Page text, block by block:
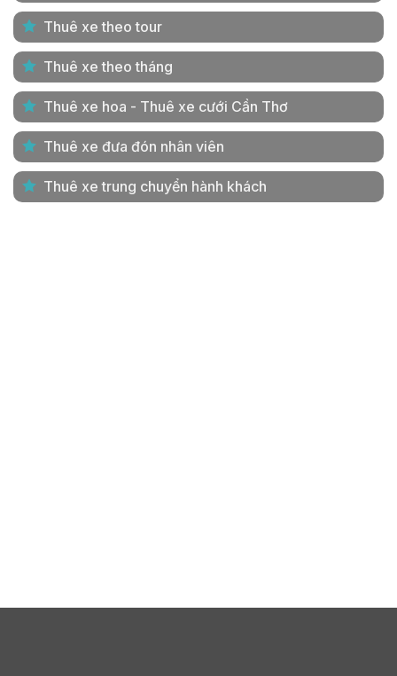
Thuê xe theo tour
Thuê xe theo tháng
Thuê xe hoa - Thuê xe cưới Cần Thơ
Thuê xe đưa đón nhân viên
Thuê xe trung chuyển hành khách